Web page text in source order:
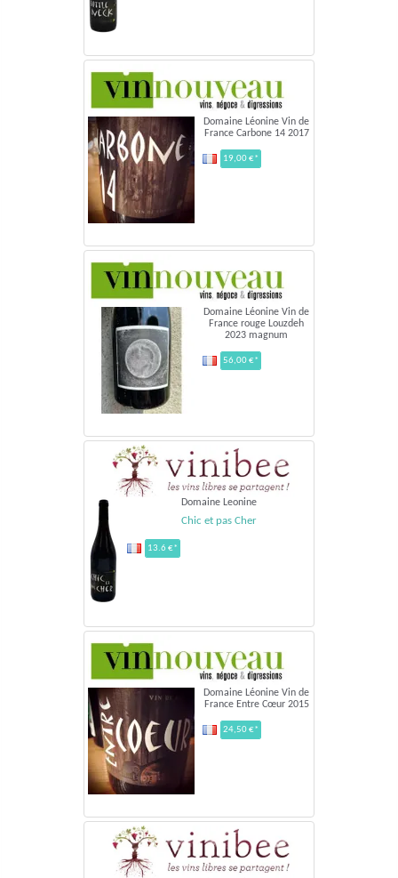
Domaine Léonine Vin de
France Carbone 14 2017
19,00 €*
Domaine Léonine Vin de
France rouge Louzdeh
2023 magnum
56,00 €*
Domaine Leonine
Chic et pas Cher
13.6 €*
Domaine Léonine Vin de
France Entre Cœur 2015
24,50 €*